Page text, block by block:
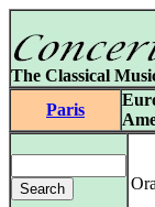
The Classical
Paris